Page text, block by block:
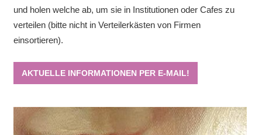
und holen welche ab, um sie in Institutionen oder Cafes zu
verteilen (bitte nicht in Verteilerkästen von Firmen
einsortieren).
AKTUELLE INFORMATIONEN PER E-MAIL!